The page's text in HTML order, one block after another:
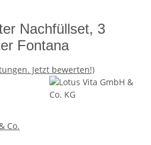
Nachfüllset, 3
Fontana
Jetzt bewerten!)
Co.